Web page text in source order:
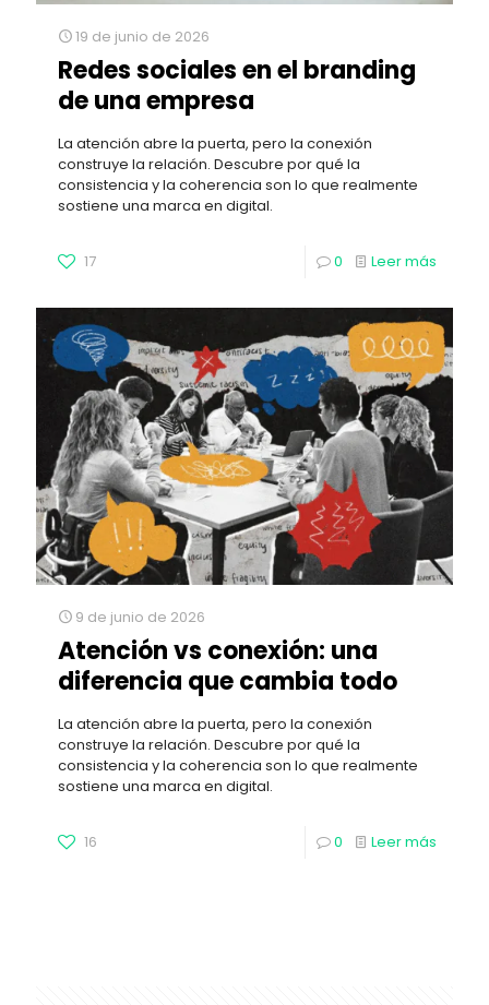
19 de junio de 2026
Redes sociales en el branding
de una empresa
La atención abre la puerta, pero la conexión
construye la relación. Descubre por qué la
consistencia y la coherencia son lo que realmente
sostiene una marca en digital.
17 0 Leer más
9 de junio de 2026
Atención vs conexión: una
diferencia que cambia todo
La atención abre la puerta, pero la conexión
construye la relación. Descubre por qué la
consistencia y la coherencia son lo que realmente
sostiene una marca en digital.
16 0 Leer más